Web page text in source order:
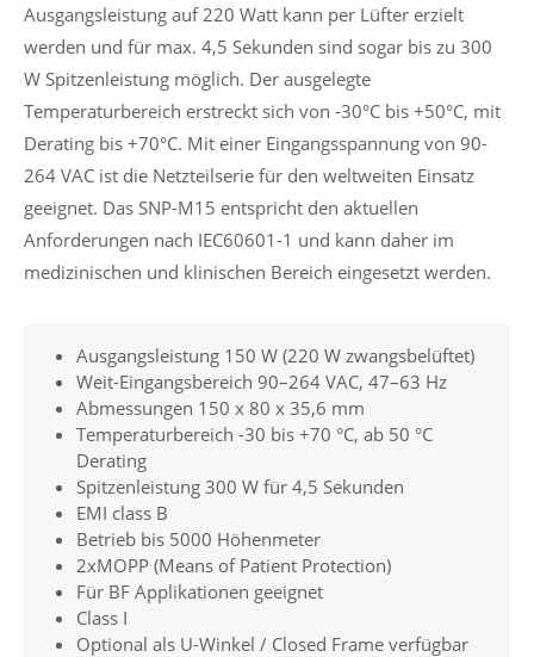
Ausgangsleistung auf 220 Watt kann per Lüfter erzielt
werden und für max. 4,5 Sekunden sind sogar bis zu 300
W Spitzenleistung möglich. Der ausgelegte
Temperaturbereich erstreckt sich von -30°C bis +50°C, mit
Derating bis +70°C. Mit einer Eingangsspannung von 90-
264 VAC ist die Netzteilserie für den weltweiten Einsatz
geeignet. Das SNP-M15 entspricht den aktuellen
Anforderungen nach IEC60601-1 und kann daher im
medizinischen und klinischen Bereich eingesetzt werden.
Ausgangsleistung 150 W (220 W zwangsbelüftet)
Weit-Eingangsbereich 90–264 VAC, 47–63 Hz
Abmessungen 150 x 80 x 35,6 mm
Temperaturbereich -30 bis +70 °C, ab 50 °C
Derating
Spitzenleistung 300 W für 4,5 Sekunden
EMI class B
Betrieb bis 5000 Höhenmeter
2xMOPP (Means of Patient Protection)
Für BF Applikationen geeignet
Class I
Optional als U-Winkel / Closed Frame verfügbar